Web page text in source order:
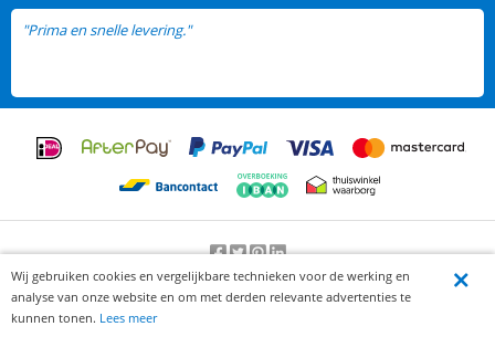
"Prima en snelle levering."
Beoordeling door klanten:9.2/10-25000beoordelingen
Wij gebruiken cookies en vergelijkbare technieken voor de werking en
analyse van onze website en om met derden relevante advertenties te
kunnen tonen. Lees meer